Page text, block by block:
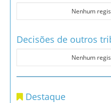
Nenhum
Decisões de outros
Nenhum
Destaque